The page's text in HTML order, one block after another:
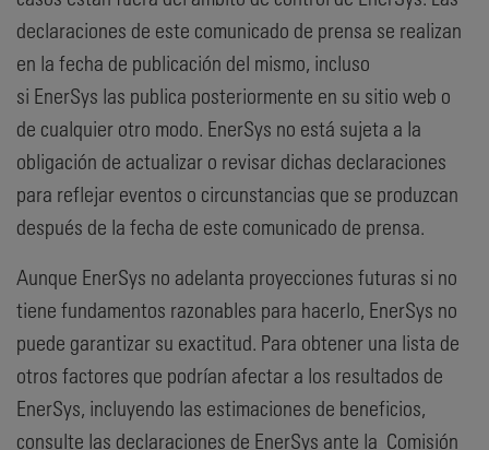
declaraciones de este comunicado de prensa se realizan
en la fecha de publicación del mismo, incluso
si EnerSys las publica posteriormente en su sitio web o
de cualquier otro modo. EnerSys no está sujeta a la
obligación de actualizar o revisar dichas declaraciones
para reflejar eventos o circunstancias que se produzcan
después de la fecha de este comunicado de prensa.
Aunque EnerSys no adelanta proyecciones futuras si no
tiene fundamentos razonables para hacerlo, EnerSys no
puede garantizar su exactitud. Para obtener una lista de
otros factores que podrían afectar a los resultados de
EnerSys, incluyendo las estimaciones de beneficios,
consulte las declaraciones de EnerSys ante la Comisión